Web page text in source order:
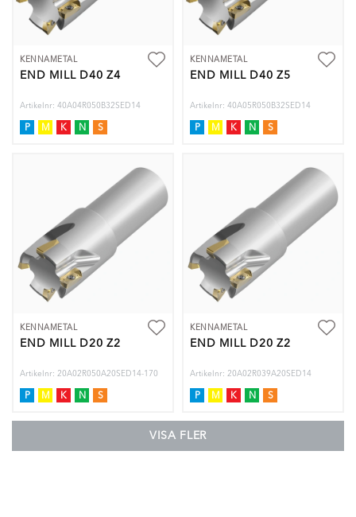
KENNAMETAL
END MILL D40 Z4
Artikelnr: 40A04R050B32SED14
P M K N S
KENNAMETAL
END MILL D40 Z5
Artikelnr: 40A05R050B32SED14
P M K N S
KENNAMETAL
END MILL D20 Z2
Artikelnr: 20A02R050A20SED14-170
P M K N S
KENNAMETAL
END MILL D20 Z2
Artikelnr: 20A02R039A20SED14
P M K N S
VISA FLER